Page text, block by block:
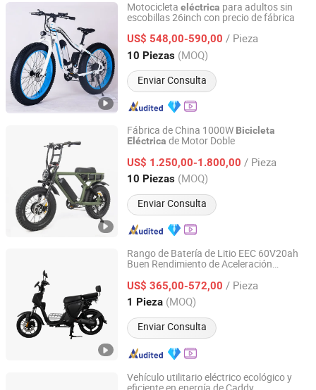
Motocicleta eléctrica para adultos sin
escobillas 26inch con precio de fábrica
US$ 548,00-590,00 / Pieza
10 Piezas (MOQ)
Enviar Consulta
Shenzhen Gravity Technology Co., Ltd.
Guangdong, China Desde 2021
Fábrica de China 1000W Bicicleta
Eléctrica de Motor Doble
US$ 1.250,00-1.800,00 / Pieza
10 Piezas (MOQ)
Enviar Consulta
Jinhua Otmar Technology Co., Ltd.
Zhejiang, China Desde 2022
Rango de Batería de Litio EEC 60V20ah
Buen Rendimiento de Aceleración
US$ 365,00-572,00 / Pieza
1 Pieza (MOQ)
Enviar Consulta
Zhidian Power Technology(Taizhou) Co., Ltd
Zhejiang, China Desde 2025
Vehículo utilitario eléctrico ecológico y